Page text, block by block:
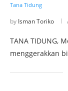
Tana Tidung
by Isman Toriko
TANA TIDUNG,
menggerakkan